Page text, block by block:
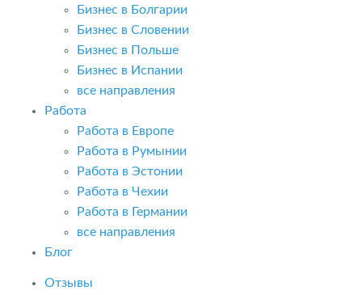
Бизнес в Болгарии
Бизнес в Словении
Бизнес в Польше
Бизнес в Испании
все направления
Работа
Работа в Европе
Работа в Румынии
Работа в Эстонии
Работа в Чехии
Работа в Германии
все направления
Блог
Отзывы